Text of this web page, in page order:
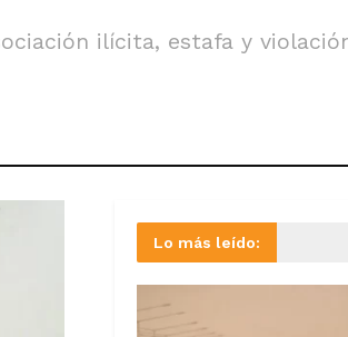
ilícita, estafa y
Lo más leído: